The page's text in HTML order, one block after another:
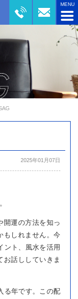
2025年01月07日
開運の方法を知っ
もしれません。今
ント、風水を活用
お話ししていきま
る年です。この配